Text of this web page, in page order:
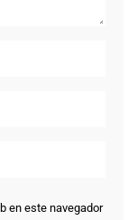
en este navegador